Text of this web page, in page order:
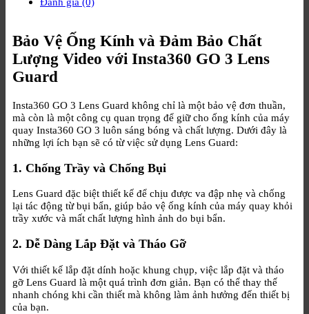
Bảo Vệ Ống Kính và Đảm Bảo Chất
Lượng Video với Insta360 GO 3 Lens
Guard
Insta360 GO 3 Lens Guard không chỉ là một bảo vệ đơn thuần,
mà còn là một công cụ quan trọng để giữ cho ống kính của máy
quay Insta360 GO 3 luôn sáng bóng và chất lượng. Dưới đây là
những lợi ích bạn sẽ có từ việc sử dụng Lens Guard:
1. Chống Trầy và Chống Bụi
Lens Guard đặc biệt thiết kế để chịu được va đập nhẹ và chống
lại tác động từ bụi bẩn, giúp bảo vệ ống kính của máy quay khỏi
trầy xước và mất chất lượng hình ảnh do bụi bẩn.
2. Dễ Dàng Lắp Đặt và Tháo Gỡ
Với thiết kế lắp đặt dính hoặc khung chụp, việc lắp đặt và tháo
gỡ Lens Guard là một quá trình đơn giản. Bạn có thể thay thế
nhanh chóng khi cần thiết mà không làm ảnh hưởng đến thiết bị
của bạn.